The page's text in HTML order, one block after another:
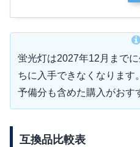
蛍光灯は2027年12月まで
ちに入手できなくなります
予備分も含めた購入がおす
互換品比較表